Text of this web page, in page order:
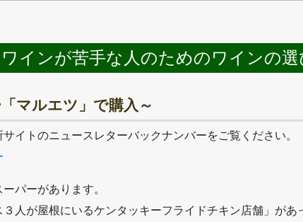
インが苦手な人のためのワインの選
マルエツ」で購入～
イトのニュースレターバックナンバーをご覧ください。
パーがあります。
人が屋根にいるケンタッキーフライドチキン店舗」があ